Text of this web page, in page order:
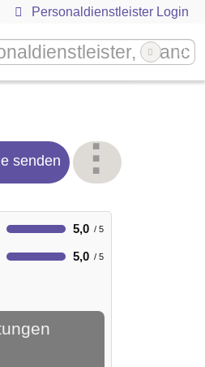
Personaldienstleister Login
senden
5,0
5,0